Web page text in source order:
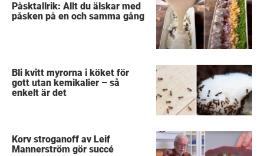
Påsktallrik: Allt du älskar med
påsken på en och samma gång
Bli kvitt myrorna i köket för
gott utan kemikalier – så
enkelt är det
Korv stroganoff av Leif
Mannerström gör succé